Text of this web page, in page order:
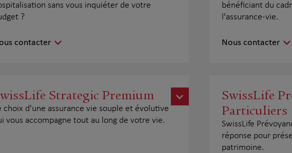
sans vous inquiéter de votre
?
contacter
bénéficiant du
l'assurance-vie.
Nous contacter
Strategic Premium
choix d'une assurance vie souple et évolutive
vous accompagne tout au long de votre vie.
SwissLife
Particuliers
SwissLife
réponse pour
patrimoine.